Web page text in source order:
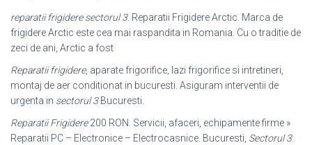
reparatii frigidere sectorul 3. Reparatii Frigidere Arctic. Marca de
frigidere Arctic este cea mai raspandita in Romania. Cu o traditie de
zeci de ani, Arctic a fost
Reparatii frigidere, aparate frigorifice, lazi frigorifice si intretineri,
montaj de aer conditionat in bucuresti. Asiguram interventii de
urgenta in sectorul 3Bucuresti.
Reparatii Frigidere200 RON. Servicii, afaceri, echipamente firme »
Reparatii PC – Electronice – Electrocasnice. Bucuresti, Sectorul 3.